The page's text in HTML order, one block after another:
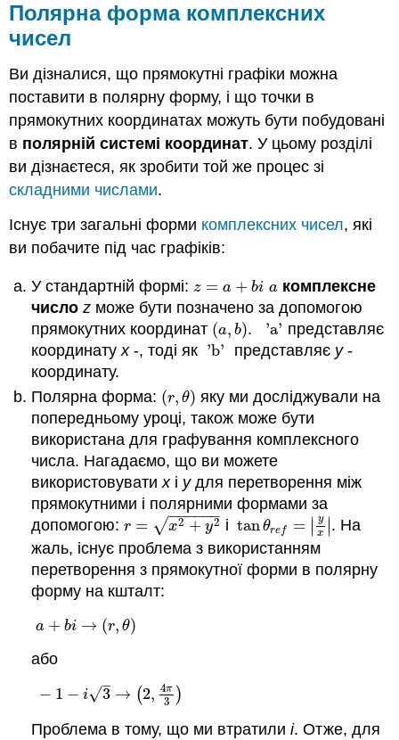
для
перетворення
Приклади
Приклад
1
Приклад
2
Приклад
3
4
Приклад
Приклад
6
Приклад
7
Рецензія
Огляд
(Відповіді)
Лексика
Полярна форма комплексних
чисел
Ви дізналися, що прямокутні графіки можна
поставити в полярну форму, і що точки в
прямокутних координатах можуть бути побудовані
в полярній системі координат. У цьому розділі
ви дізнаєтеся, як зробити той же процес зі
складними числами.
Існує три загальні форми комплексних чисел, які
ви побачите під час графіків:
У стандартній формі: z = a + bi
z =a +bi a
a комплексне
число z може бути позначено за допомогою
прямокутних координат (a, b)
(a, b). 'a'
'a' представляє
координатуx-, тоді як 'b'
'b' представляє y-
координату.
Полярна форма: (r, θ)
(r,θ)
яку ми досліджували на
попередньому уроці, також може бути
використана для графування комплексного
числа. Нагадаємо, що ви можете
використовуватиxі yдля перетворення між
прямокутними і полярними формами за
допомогою: r = x2 + y2
− −
−−−−
√
r=x 2+y2 і tan θref = ∣∣ y
x
∣∣
tanθref= |y x |
. На
жаль, існує проблема з використанням
перетворення з прямокутної форми в полярну
форму на кшталт:
a + bi → (r, θ)
a +b i→(r, θ)
або
− 1 − i 3
–
√ → (2, 4π
3 )
−1 − i3→(2, 4π 3)
Проблема в тому, що ми втратилиi. Отже, для